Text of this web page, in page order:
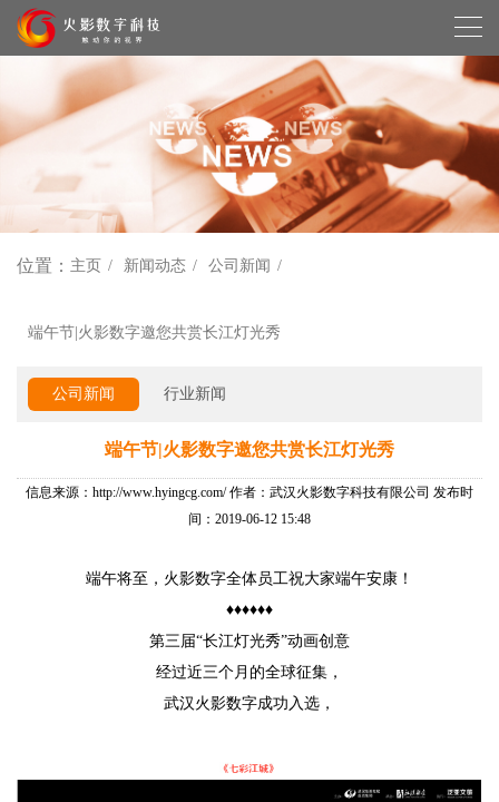
位置： 主页 新闻动态 公司新闻
端午节|火影数字邀您共赏长江灯光秀
公司新闻 行业新闻
端午节|火影数字邀您共赏长江灯光秀
信息来源：http://www.hyingcg.com/ 作者：武汉火影数字科技有限公司 发布时
间：2019-06-12 15:48
端午将至，火影数字全体员工祝大家端午安康！
♦♦♦♦♦♦
第三届“长江灯光秀”动画创意
经过近三个月的全球征集，
武汉火影数字成功入选，